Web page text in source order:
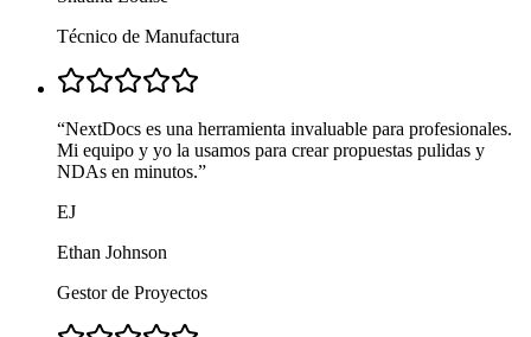
Técnico de Manufactura
“NextDocs es una herramienta invaluable para profesionales.
Mi equipo y yo la usamos para crear propuestas pulidas y
NDAs en minutos.”
EJ
Ethan Johnson
Gestor de Proyectos